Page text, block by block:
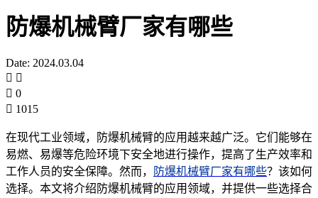
防爆机械臂厂家有哪些
Date: 2024.03.04
0
1015
在现代工业领域，防爆机械臂的应用越来越广泛。它们能够在
易燃、易爆等危险环境下安全地进行操作，提高了生产效率和
工作人员的安全保障。然而，
防爆机械臂厂家有哪些？该如何
选择。本文将介绍防爆机械臂的应用领域，并提供一些选择合